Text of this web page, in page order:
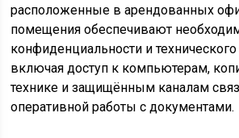
расположенные в арендованных
помещения обеспечивают
конфиденциальности и
включая доступ к компьютерам,
технике и защищённым каналам
оперативной работы с документами.